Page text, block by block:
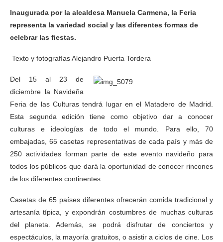
Inaugurada por la alcaldesa Manuela Carmena, la Feria
representa la variedad social y las diferentes formas de
celebrar las fiestas.
Texto y fotografías Alejandro Puerta Tordera
Del 15 al 23 de
diciembre la Navideña
Feria de las Culturas tendrá lugar en el Matadero de Madrid.
Esta segunda edición tiene como objetivo dar a conocer
culturas e ideologías de todo el mundo. Para ello, 70
embajadas, 65 casetas representativas de cada país y más de
250 actividades forman parte de este evento navideño para
todos los públicos que dará la oportunidad de conocer rincones
de los diferentes continentes.
Casetas de 65 países diferentes ofrecerán comida tradicional y
artesanía típica, y expondrán costumbres de muchas culturas
del planeta. Además, se podrá disfrutar de conciertos y
espectáculos, la mayoría gratuitos, o asistir a ciclos de cine. Los